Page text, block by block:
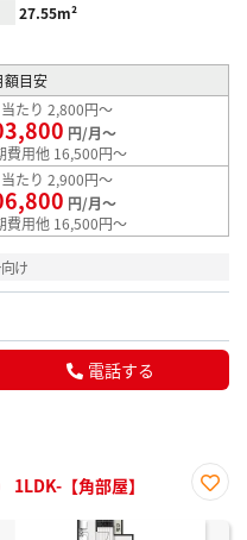
27.55m²
額目安
たり 2,800円～
円/月～
費用他 16,500円～
たり 2,900円～
円/月～
費用他 16,500円～
け
電話する
1LDK-【角部屋】
に入